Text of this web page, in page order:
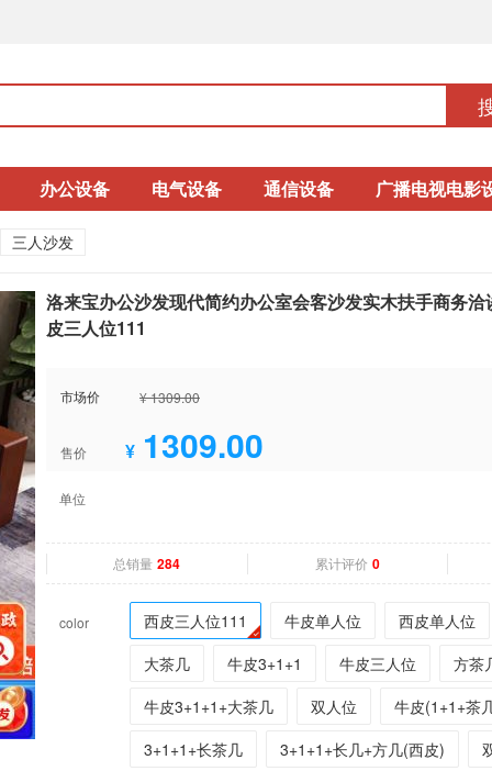
办公设备 电气设备 通信设备 广播电视电影
三人沙发
洛来宝办公沙发现代简约办公室会客沙发实木扶手商务
皮三人位111
市场价 ¥ 1309.00
售价 ¥ 1309.00
单位
总销量 284 累计评价 0
color 西皮三人位111 牛皮单人位
西皮单人位
大茶几
牛皮3+1+1 牛皮三人位
方茶
牛皮3+1+1+大茶几
双人位
牛皮(1+1+茶
3+1+1+长茶几
3+1+1+长几+方几(西皮)